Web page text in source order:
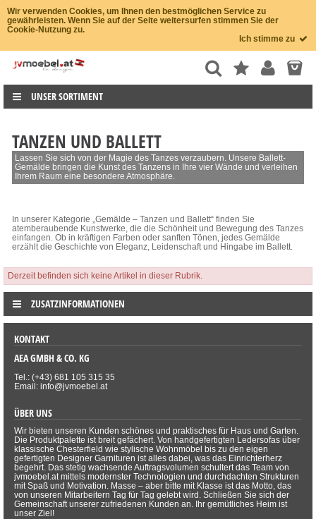
Wir verwenden Cookies, um Ihnen den bestmöglichen Service zu
gewährleisten. Wenn Sie auf der Seite weitersurfen stimmen Sie der
Cookie-Nutzung zu.
Ich stimme zu
UNSER SORTIMENT
TANZEN UND BALLETT
Lassen Sie sich von der Magie des Tanzes verzaubern. Unsere Ballett-
Gemälde bringen die Kunst des Tanzens in Ihre vier Wände und verleihen
Ihrem Raum eine besondere Atmosphäre.
In unserer Kategorie „Gemälde – Tanzen und Ballett“ finden Sie
atemberaubende Kunstwerke, die die Schönheit und Bewegung des Tanzes
einfangen. Ob in kräftigen Farben oder sanften Tönen, jedes Gemälde
erzählt die Geschichte von Eleganz, Leidenschaft und Hingabe im Ballett.
Derzeit befinden sich keine Artikel in dieser Rubrik.
ZUSATZINFORMATIONEN
KONTAKT
AEA GMBH & CO. KG
Tel.: (+43) 681 105 315 35
Email: info@jvmoebel.at
ÜBER UNS
Wir bieten unseren Kunden schönes und praktisches für Haus und Garten.
Die Produktpalette ist breit gefächert. Von handgefertigten Ledersofas über
klassische Chesterfield wie stylische Wohnmöbel bis zu den eigen
gefertigten Designer Garnituren ist alles dabei, was das Einrichterherz
begehrt. Das stetig wachsende Auftragsvolumen schultert das Team von
jvmoebel.at mittels modernster Technologien und durchdachten Strukturen
mit Spaß und Motivation. Masse – aber bitte mit Klasse ist das Motto, das
von unseren Mitarbeitern Tag für Tag gelebt wird. Schließen Sie sich der
Gemeinschaft unserer zufriedenen Kunden an. Ihr gemütliches Heim ist
unser Ziel!